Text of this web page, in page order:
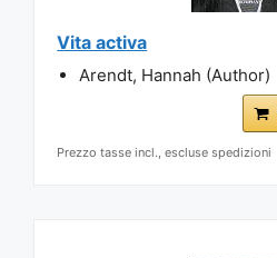
Vita activa
Arendt, Hannah (Author)
Prezzo tasse incl., escluse spedizioni